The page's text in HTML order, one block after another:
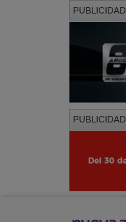
PUBLICIDAD
PUBLICIDAD